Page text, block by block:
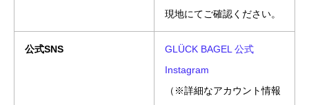
現地にてご確認ください。
公式SNS
GLÜCK BAGEL 公式
Instagram
（※詳細なアカウント情報